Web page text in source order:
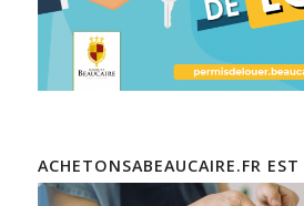
ACHETONSABEAUCAIRE.FR